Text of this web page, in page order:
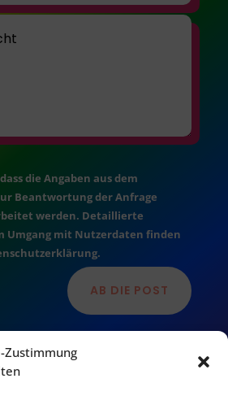
Zustimmung
die Angaben aus dem
Beantwortung der Anfrage
werden. Detaillierte
Umgang mit Nutzerdaten finden
AB DIE POST